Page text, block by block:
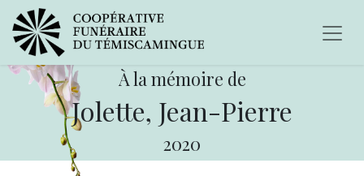
À la mémoire de
Jolette, Jean-Pierre
2020